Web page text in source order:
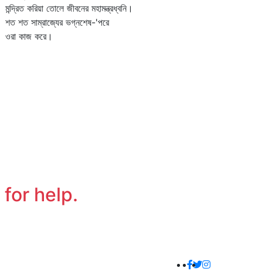
মন্দ্রিত করিয়া তোলে জীবনের মহামন্ত্রধ্বনি।
শত শত সাম্রাজ্যের ভগ্নশেষ-'পরে
ওরা কাজ করে।
for help.